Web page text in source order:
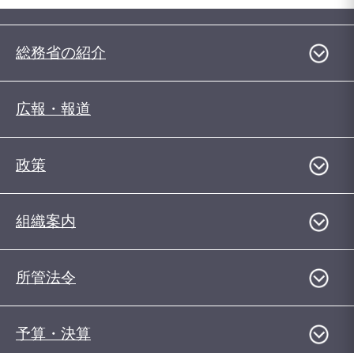
総務省の紹介
広報・報道
政策
組織案内
所管法令
予算・決算